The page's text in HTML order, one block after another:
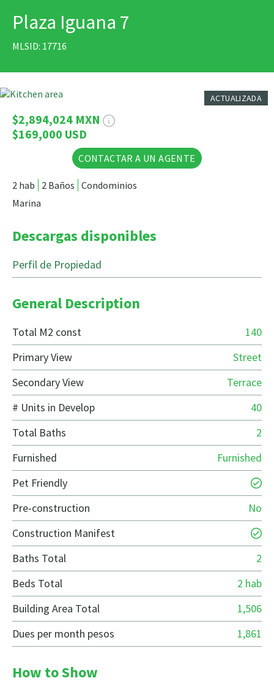
Plaza Iguana 7
MLSID: 17716
ACTUALIZADA
13 Fotos
$2,894,024 MXN
$169,000 USD
CONTACTAR A UN AGENTE
2 hab 2 Baños Condominios
Marina
Descargas disponibles
Perfil de Propiedad
General Description
Total M2 const
140
Primary View
Street
Secondary View
Terrace
# Units in Develop
40
Total Baths
2
Furnished
Furnished
Pet Friendly
Pre-construction
No
Construction Manifest
Baths Total
2
Beds Total
2 hab
Building Area Total
1,506
Dues per month pesos
1,861
How to Show
IMPRIMIR